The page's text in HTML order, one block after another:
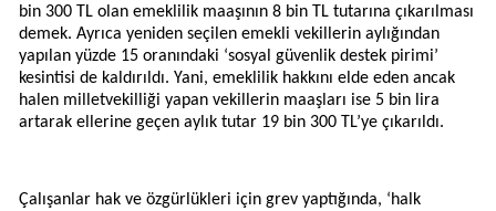
bin 300 TL olan emeklilik maaşının 8 bin TL tutarına çıkarılması
demek. Ayrıca yeniden seçilen emekli vekillerin aylığından
yapılan yüzde 15 oranındaki ‘sosyal güvenlik destek pirimi’
kesintisi de kaldırıldı. Yani, emeklilik hakkını elde eden ancak
halen milletvekilliği yapan vekillerin maaşları ise 5 bin lira
artarak ellerine geçen aylık tutar 19 bin 300 TL’ye çıkarıldı.
Çalışanlar hak ve özgürlükleri için grev yaptığında, ‘halk